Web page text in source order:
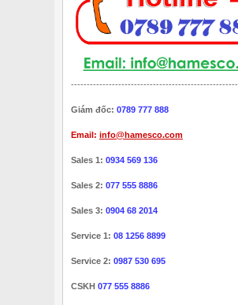
-----------------------------------------------------
Giám đốc: 0789 777 888
Email: info@hamesco.com
Sales 1: 0934 569 136
Sales 2: 077 555 8886
Sales 3: 0904 68 2014
Service 1: 08 1256 8899
Service 2: 0987 530 695
CSKH 077 555 8886